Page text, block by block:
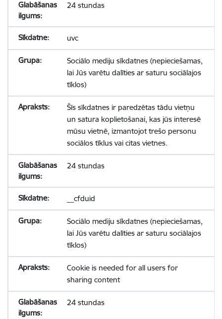
24 stundas
uvc
Sociālo mediju sīkdatnes (nepieciešamas,
lai Jūs varētu dalīties ar saturu sociālajos
tīklos)
Šīs sīkdatnes ir paredzētas tādu vietņu
un satura koplietošanai, kas jūs interesē
mūsu vietnē, izmantojot trešo personu
sociālos tīklus vai citas vietnes.
24 stundas
__cfduid
Sociālo mediju sīkdatnes (nepieciešamas,
lai Jūs varētu dalīties ar saturu sociālajos
tīklos)
Cookie is needed for all users for
sharing content
24 stundas